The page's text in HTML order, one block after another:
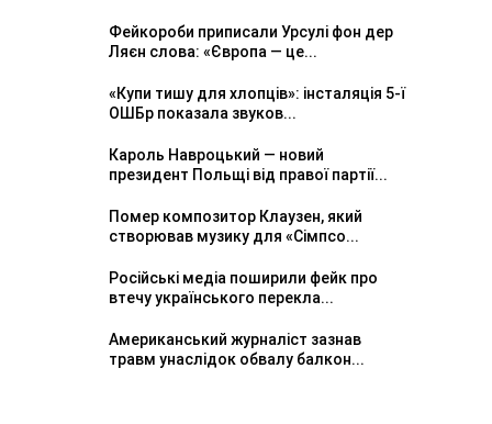
Фейкороби приписали Урсулі фон дер
Ляєн слова: «Європа — це...
«Купи тишу для хлопців»: інсталяція 5-ї
ОШБр показала звуков...
Кароль Навроцький — новий
президент Польщі від правої партії...
Помер композитор Клаузен, який
створював музику для «Сімпсо...
Російські медіа поширили фейк про
втечу українського перекла...
Американський журналіст зазнав
травм унаслідок обвалу балкон...